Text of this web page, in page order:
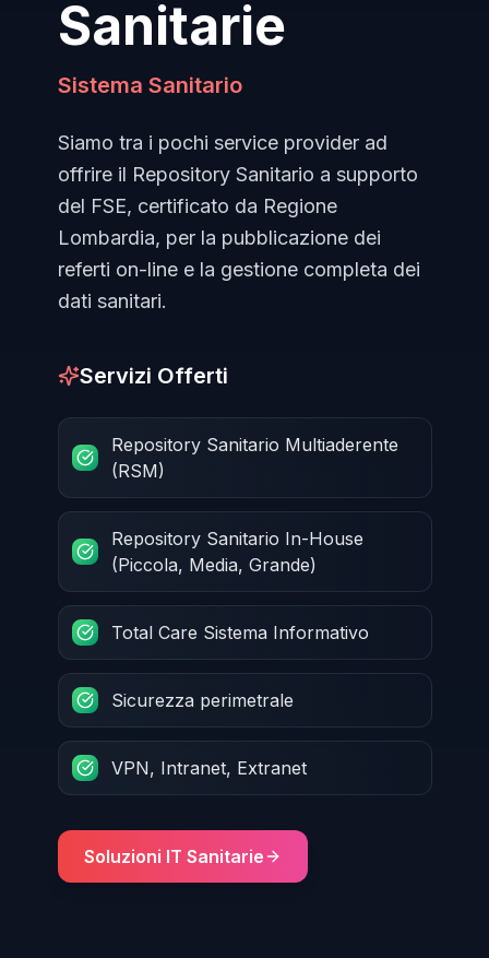
Sanitarie
Sistema Sanitario
Siamo tra i pochi service provider ad
offrire il Repository Sanitario a supporto
del FSE, certificato da Regione
Lombardia, per la pubblicazione dei
referti on-line e la gestione completa dei
dati sanitari.
Servizi Offerti
Repository Sanitario Multiaderente
(RSM)
Repository Sanitario In-House
(Piccola, Media, Grande)
Total Care Sistema Informativo
Sicurezza perimetrale
VPN, Intranet, Extranet
Soluzioni IT Sanitarie